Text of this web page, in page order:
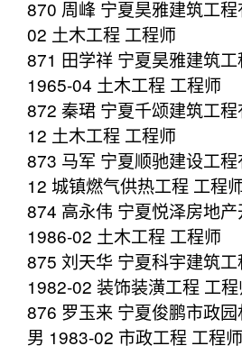
870 周峰 宁夏昊雅建筑工
02 土木工程 工程师
871 田学祥 宁夏昊雅建筑
1965-04 土木工程 工程师
872 秦珺 宁夏千颂建筑工
12 土木工程 工程师
873 马军 宁夏顺驰建设工
12 城镇燃气供热工程 工程
874 高永伟 宁夏悦泽房地
1986-02 土木工程 工程师
875 刘天华 宁夏科宇建筑
1982-02 装饰装潢工程 工
876 罗玉来 宁夏俊鹏市政
男 1983-02 市政工程 工程师